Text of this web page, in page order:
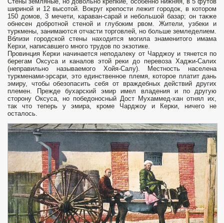
шириной и 12 высотой. Вокруг крепости лежит городок, в котором
150 домов, 3 мечети, караван-сарай и небольшой базар; он также
обнесен добротной стеной и глубоким рвом. Жители, узбеки и
туркмены, зани­маются отчасти торговлей, но больше земледелием.
Вблизи городской стены находится могила знаменитого имама
Керхи, написавшего много трудов по экзотике.
Провинция Керки начи­нается неподалеку от Чарджоу и тянется по
берегам Оксуса и каналов этой реки до перевоза Хаджи-Салих
(неправильно называемого Хойя-Салу). Местность населена
туркменами-эрсари, это единственное племя, которое платит дань
эмиру, чтобы обезопасить себя от враждебных действий других
племен. Преж­де бухарский эмир имел владения и по другую
сторону Оксуса, но победоносный Дост Мухаммед-хан отнял их,
так что теперь у эмира, кроме Чарджоу и Керки, ничего не
осталось.